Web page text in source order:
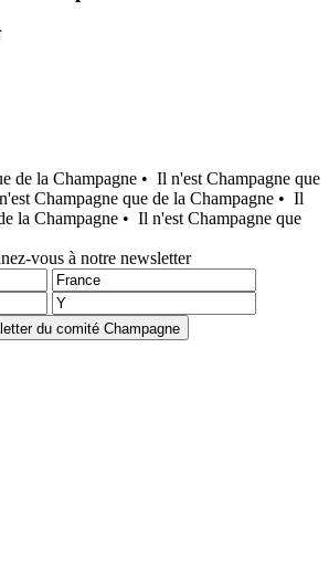
de la Champagne • Il n'est Champagne que
Champagne que de la Champagne • Il
la Champagne • Il n'est Champagne que
vous à notre newsletter
du comité Champagne